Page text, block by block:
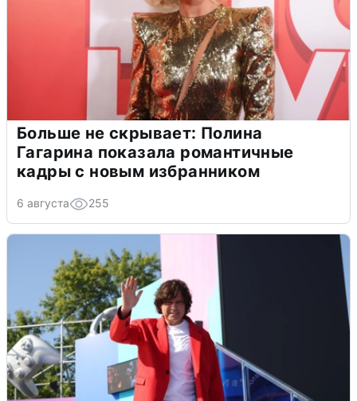
Больше не скрывает: Полина
Гагарина показала романтичные
кадры с новым избранником
6 августа 255